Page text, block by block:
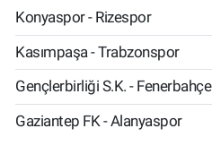
Konyaspor - Rizespor
Kasımpaşa - Trabzonspor
Gençlerbirliği S.K. - Fenerbahçe
Gaziantep FK - Alanyaspor